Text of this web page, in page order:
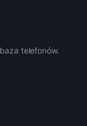
telefonów.